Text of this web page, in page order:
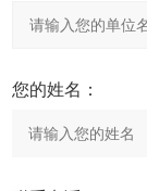
您的姓名：